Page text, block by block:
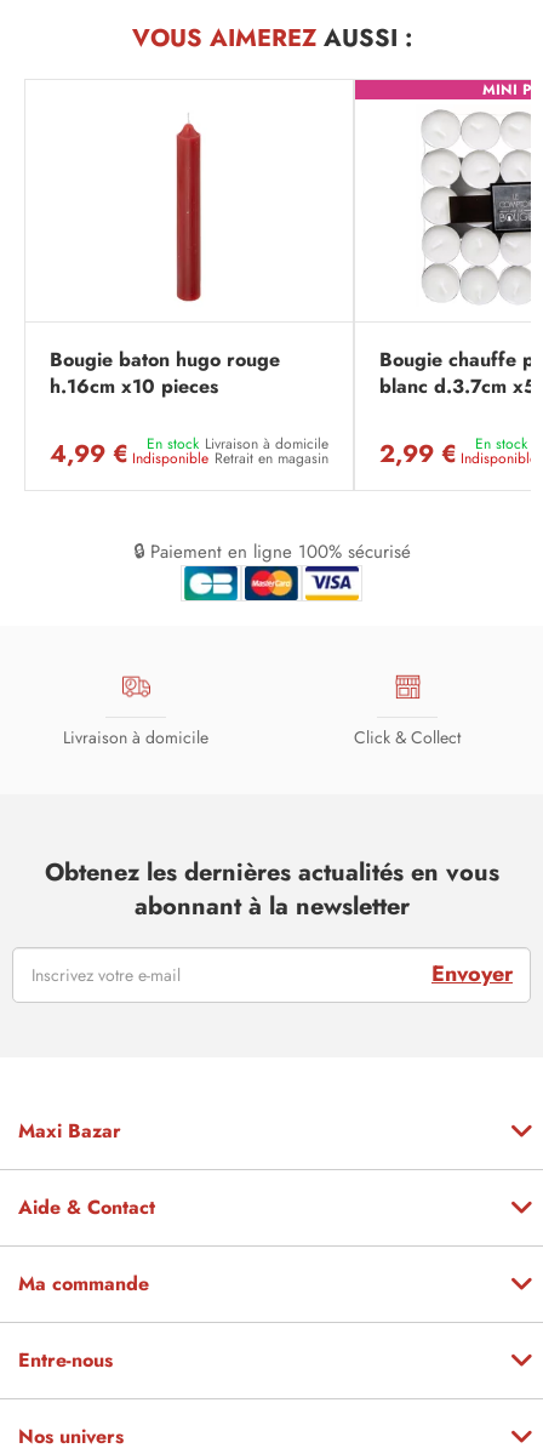
VOUS AIMEREZAUSSI :
Bougie baton hugo rouge
h.16cm x10 pieces
4,99 € En stock Livraison à domicile
Indisponible Retrait en magasin
MINI
Bougie chauffe
blanc d.3.7cm
2,99 € En stock
Indisponible
🔒 Paiement en ligne 100% sécurisé
Livraison à domicile Click & Collect
Obtenez les dernières actualités en vous
abonnant à la newsletter
Envoyer
Maxi Bazar
Aide & Contact
Ma commande
Entre-nous
Nos univers